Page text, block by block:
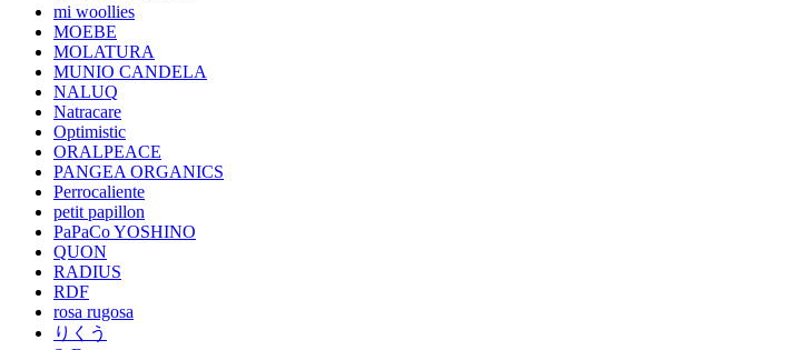
mi woollies
MOEBE
MOLATURA
MUNIO CANDELA
NALUQ
Natracare
Optimistic
ORALPEACE
PANGEA ORGANICS
Perrocaliente
petit papillon
PaPaCo YOSHINO
QUON
RADIUS
RDF
rosa rugosa
りくう